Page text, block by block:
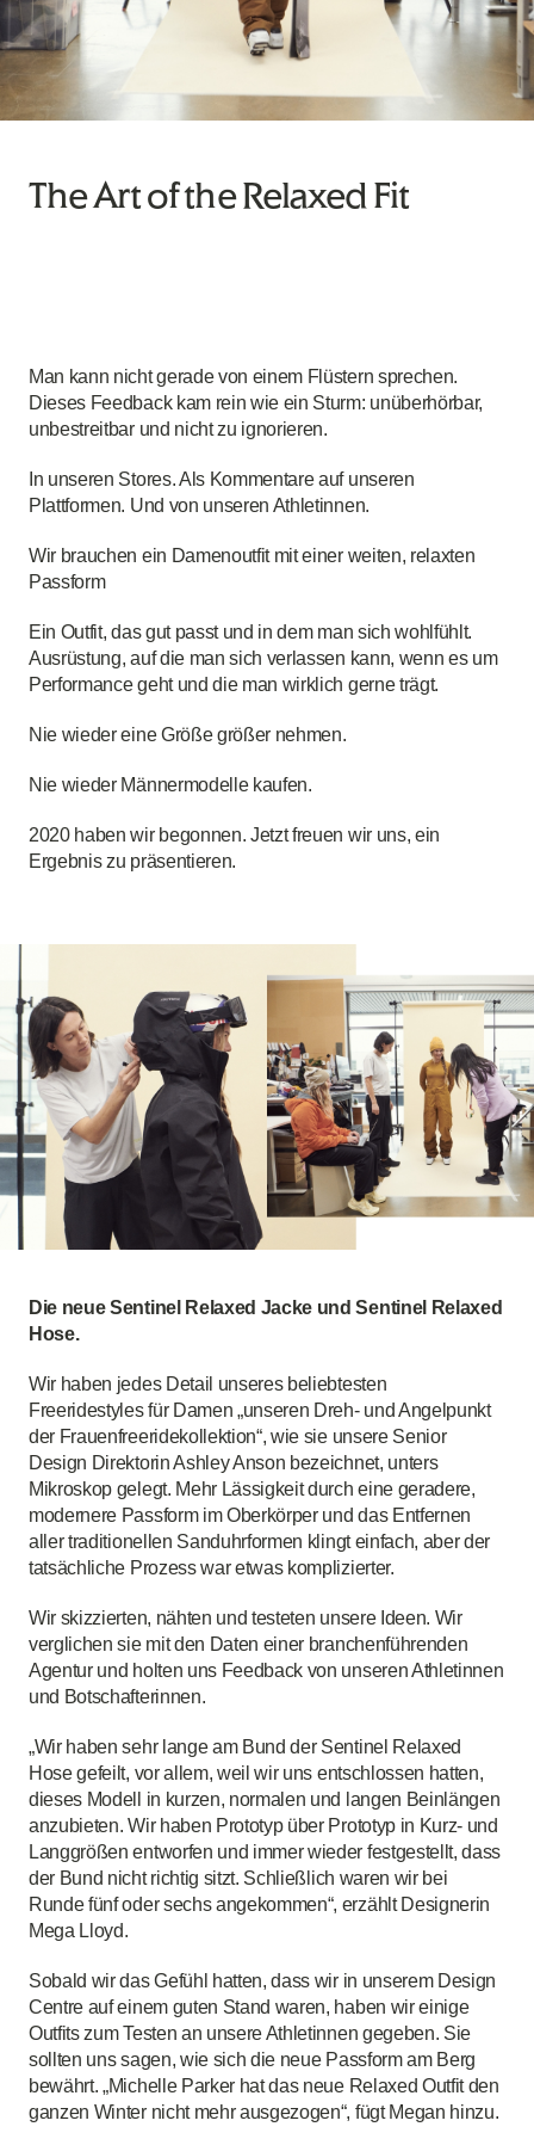
The Art of the Relaxed Fit
Man kann nicht gerade von einem Flüstern sprechen.
Dieses Feedback kam rein wie ein Sturm: unüberhörbar,
unbestreitbar und nicht zu ignorieren.
In unseren Stores. Als Kommentare auf unseren
Plattformen. Und von unseren Athletinnen.
Wir brauchen ein Damenoutfit mit einer weiten, relaxten
Passform
Ein Outfit, das gut passt und in dem man sich wohlfühlt.
Ausrüstung, auf die man sich verlassen kann, wenn es um
Performance geht und die man wirklich gerne trägt.
Nie wieder eine Größe größer nehmen.
Nie wieder Männermodelle kaufen.
2020 haben wir begonnen. Jetzt freuen wir uns, ein
Ergebnis zu präsentieren.
Die neue Sentinel Relaxed Jacke und Sentinel Relaxed
Hose.
Wir haben jedes Detail unseres beliebtesten
Freeridestyles für Damen „unseren Dreh- und Angelpunkt
der Frauenfreeridekollektion“, wie sie unsere Senior
Design Direktorin Ashley Anson bezeichnet, unters
Mikroskop gelegt. Mehr Lässigkeit durch eine geradere,
modernere Passform im Oberkörper und das Entfernen
aller traditionellen Sanduhrformen klingt einfach, aber der
tatsächliche Prozess war etwas komplizierter.
Wir skizzierten, nähten und testeten unsere Ideen. Wir
verglichen sie mit den Daten einer branchenführenden
Agentur und holten uns Feedback von unseren Athletinnen
und Botschafterinnen.
„Wir haben sehr lange am Bund der Sentinel Relaxed
Hose gefeilt, vor allem, weil wir uns entschlossen hatten,
dieses Modell in kurzen, normalen und langen Beinlängen
anzubieten. Wir haben Prototyp über Prototyp in Kurz- und
Langgrößen entworfen und immer wieder festgestellt, dass
der Bund nicht richtig sitzt. Schließlich waren wir bei
Runde fünf oder sechs angekommen“, erzählt Designerin
Mega Lloyd.
Sobald wir das Gefühl hatten, dass wir in unserem Design
Centre auf einem guten Stand waren, haben wir einige
Outfits zum Testen an unsere Athletinnen gegeben. Sie
sollten uns sagen, wie sich die neue Passform am Berg
bewährt. „Michelle Parker hat das neue Relaxed Outfit den
ganzen Winter nicht mehr ausgezogen“, fügt Megan hinzu.